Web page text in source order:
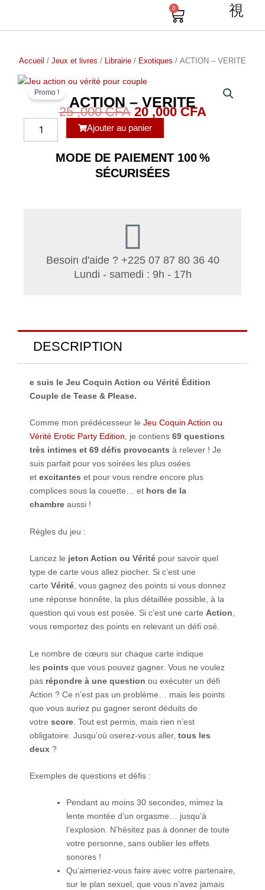
contenu
0
Cart
Accueil / Jeux et livres / Librairie / Exotiques / ACTION – VERITE
Promo !
ACTION – VERITE
25 ,000CFA Le
prix
initial
était :
,000 CFA.
20 ,000CFALe
actuel
quantité
de
Tempo
Ajouter au panier
MODE DE PAIEMENT 100 %
SÉCURISÉES
Besoin d'aide ? +225 07 87 80 36 40
Lundi - samedi : 9h - 17h
DESCRIPTION
e suis le Jeu Coquin Action ou Vérité Édition
Couple de Tease & Please.
Comme mon prédécesseur le Jeu Coquin Action ou
Vérité Erotic Party Edition, je contiens 69 questions
très intimes et 69 défis provocants à relever ! Je
suis parfait pour vos soirées les plus osées
et excitantes et pour vous rendre encore plus
complices sous la couette… et hors de la
chambre aussi !
Règles du jeu :
Lancez le jeton Action ou Vérité pour savoir quel
type de carte vous allez piocher. Si c’est une
carte Vérité , vous gagnez des points si vous donnez
une réponse honnête, la plus détaillée possible, à la
question qui vous est posée. Si c’est une carte Action
vous remportez des points en relevant un défi osé.
Le nombre de cœurs sur chaque carte indique
les points que vous pouvez gagner. Vous ne voulez
pas répondre à une question ou exécuter un défi
Action ? Ce n’est pas un problème… mais les points
que vous auriez pu gagner seront déduits de
votre score . Tout est permis, mais rien n’est
obligatoire. Jusqu’où oserez-vous aller, tous les
deux ?
Exemples de questions et défis :
Pendant au moins 30 secondes, mimez la
lente montée d’un orgasme… jusqu’à
l’explosion. N’hésitez pas à donner de toute
votre personne, sans oublier les effets
sonores !
Qu’aimeriez-vous faire avec votre partenaire,
sur le plan sexuel, que vous n’avez jamais